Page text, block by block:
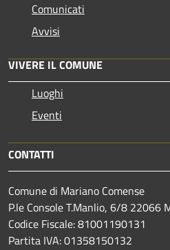
Comunicati
Avvisi
VIVERE IL COMUNE
Luoghi
Eventi
CONTATTI
Comune di Mariano Comense
P.le Console T.Manlio, 6/8 22066
Codice Fiscale: 81001190131
Partita IVA: 01358150132